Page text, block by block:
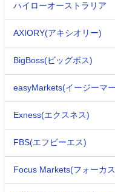
ハイローオーストラリア
AXIORY(アキシオリー)
BigBoss(ビッグボス)
easyMarkets(イージーマ
Exness(エクスネス)
FBS(エフビーエス)
Focus Markets(フォーカ